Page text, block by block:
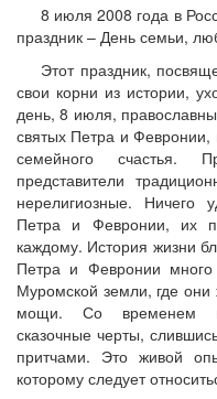
8 июля 2008 года в
праздник – День семьи,
Этот праздник,
свои корни из истории,
день, 8 июля,
святых Петра и Февронии,
семейного счастья.
представители
нерелигиозные. Ничего
Петра и Февронии, их
каждому. История жизни
Петра и Февронии много
Муромской земли, где они
мощи. Со временем
сказочные черты,
притчами. Это живой
которому следует